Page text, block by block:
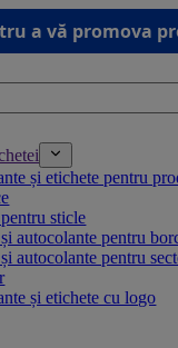
a vă promova
și etichete pentru
sticle
autocolante pentru
autocolante pentru
și etichete cu logo